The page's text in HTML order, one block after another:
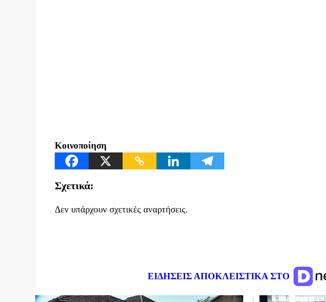
Κοινοποίηση
Σχετικά:
Δεν υπάρχουν σχετικές αναρτήσεις.
ΕΙΔΗΣΕΙΣ ΑΠΟΚΛΕΙΣΤΙΚΑ ΣΤΟ